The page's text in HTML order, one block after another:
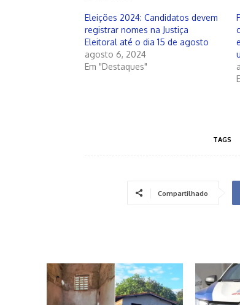
Eleições 2024: Candidatos devem
registrar nomes na Justiça
Eleitoral até o dia 15 de agosto
agosto 6, 2024
Em "Destaques"
TAGS
Compartilhado